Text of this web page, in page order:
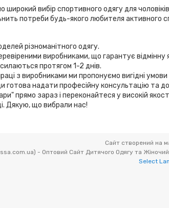
вибір спортивного одягу для
потреби будь-якого любителя активного
різноманітного одягу.
виробниками, що гарантує відмінну
протягом 1-2 днів.
з виробниками ми пропонуємо вигідні
надати професійну консультацію та
прямо зараз і переконайтеся у високій
Дякую, що вибрали нас!
Сайт створений на
Select